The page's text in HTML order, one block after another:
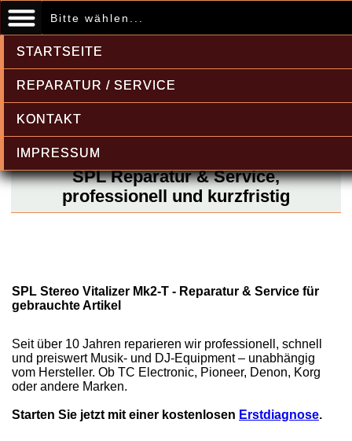
Bitte wählen...
STARTSEITE
REPARATUR / SERVICE
KONTAKT
IMPRESSUM
SPL Reparatur & Service,
professionell und kurzfristig
SPL Stereo Vitalizer Mk2-T - Reparatur & Service für
gebrauchte Artikel
Seit über 10 Jahren reparieren wir professionell, schnell
und preiswert Musik- und DJ-Equipment – unabhängig
vom Hersteller. Ob TC Electronic, Pioneer, Denon, Korg
oder andere Marken.
Starten Sie jetzt mit einer kostenlosen Erstdiagnose.